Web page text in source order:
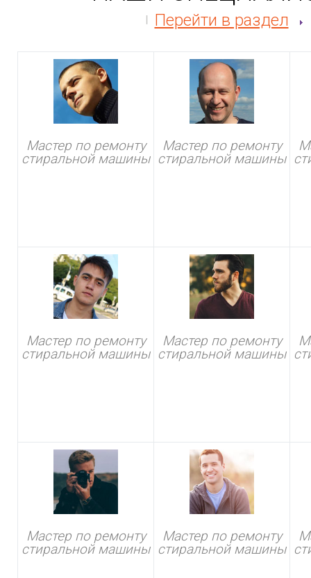
Перейти в раздел
Мастер по ремонту
стиральной машины
Мастер по ремонту
стиральной машины
Мастер по ремонту
стиральной машины
Мастер по ремонту
стиральной машины
Мастер по ремонту
стиральной машины
Мастер по ремонту
стиральной машины